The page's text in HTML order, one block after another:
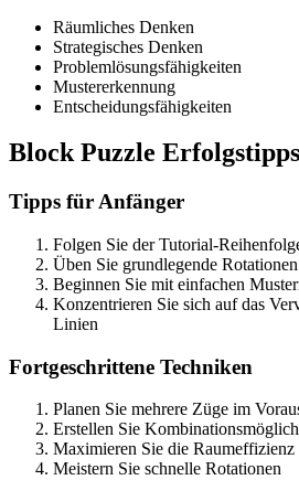
Räumliches Denken
Strategisches Denken
Problemlösungsfähigkeiten
Mustererkennung
Entscheidungsfähigkeiten
Block Puzzle Erfolgstipps
Tipps für Anfänger
Folgen Sie der Tutorial-
Üben Sie grundlegende Rotationen
Beginnen Sie mit einfachen
Konzentrieren Sie sich auf das
Linien
Fortgeschrittene Techniken
Planen Sie mehrere Züge im
Erstellen Sie
Maximieren Sie die Raumeffizienz
Meistern Sie schnelle Rotationen